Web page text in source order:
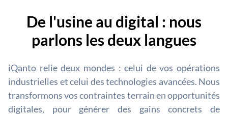
De l'usine au digital : nous
parlons les deux langues
iQanto relie deux mondes : celui de vos opérations
industrielles et celui des technologies avancées. Nous
transformons vos contraintes terrain en opportunités
digitales, pour générer des gains concrets de